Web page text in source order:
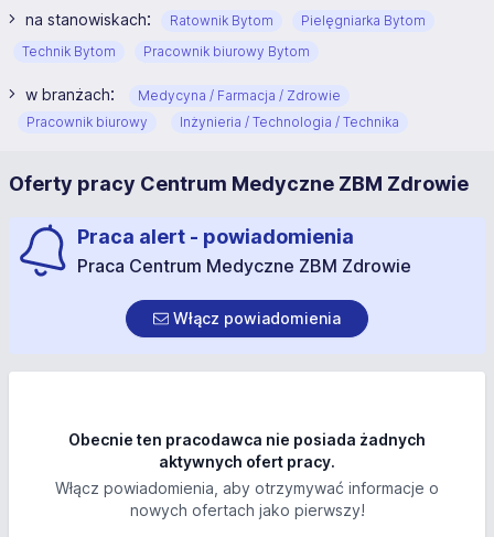
na stanowiskach: Ratownik Bytom
Pielęgniarka Bytom
Technik Bytom
Pracownik biurowy Bytom
w branżach:
Medycyna / Farmacja / Zdrowie
Pracownik biurowy
Inżynieria / Technologia / Technika
Oferty pracy Centrum Medyczne ZBM Zdrowie
Praca alert - powiadomienia
Praca Centrum Medyczne ZBM Zdrowie
Włącz powiadomienia
Obecnie ten pracodawca nie posiada żadnych
aktywnych ofert pracy.
Włącz powiadomienia, aby otrzymywać informacje o
nowych ofertach jako pierwszy!